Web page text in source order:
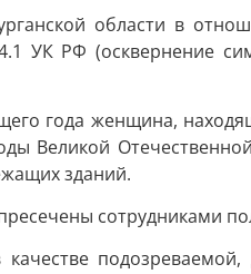
области в
УК РФ (осквернение
года женщина,
Великой
зданий.
сотрудниками